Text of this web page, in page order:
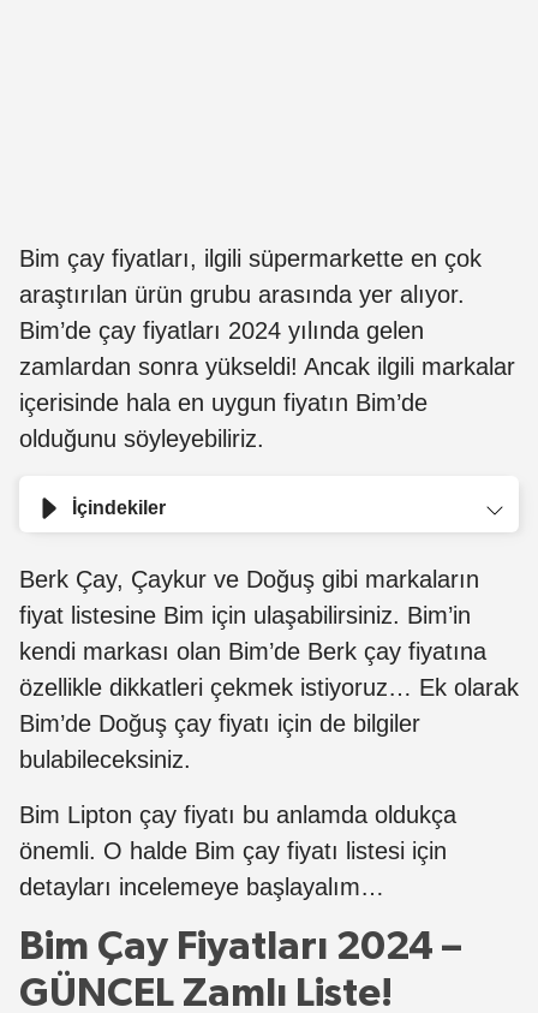
Bim çay fiyatları, ilgili süpermarkette en çok
araştırılan ürün grubu arasında yer alıyor.
Bim’de çay fiyatları 2024 yılında gelen
zamlardan sonra yükseldi! Ancak ilgili markalar
içerisinde hala en uygun fiyatın Bim’de
olduğunu söyleyebiliriz.
İçindekiler
Berk Çay, Çaykur ve Doğuş gibi markaların
fiyat listesine Bim için ulaşabilirsiniz. Bim’in
kendi markası olan Bim’de Berk çay fiyatına
özellikle dikkatleri çekmek istiyoruz… Ek olarak
Bim’de Doğuş çay fiyatı için de bilgiler
bulabileceksiniz.
Bim Lipton çay fiyatı bu anlamda oldukça
önemli. O halde Bim çay fiyatı listesi için
detayları incelemeye başlayalım…
Bim Çay Fiyatları 2024 –
GÜNCEL Zamlı Liste!